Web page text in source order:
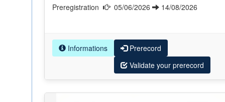
05/06/2026 14/08/2026
Informations
Prerecord
Validate your prerecord